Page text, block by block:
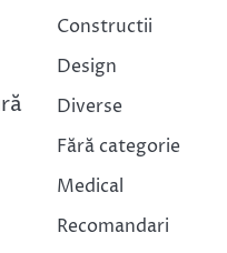
Constructii
Design
Diverse
Fără categorie
Medical
Recomandari